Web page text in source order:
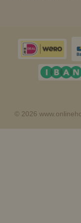
© 2026